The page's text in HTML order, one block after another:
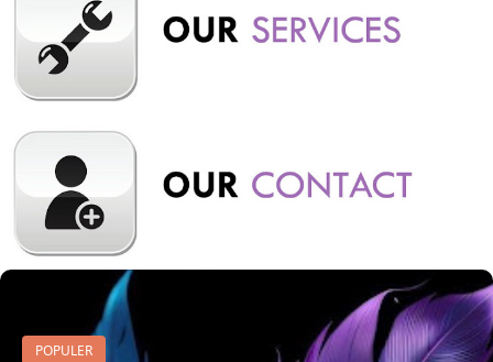
POPULER